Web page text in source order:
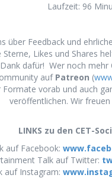
Laufzeit: 96
über Feedback und
Likes und Shares
dafür! Wer noch
auf Patreon (
vorab und auch
veröffentlichen. Wir freuen
LINKS zu den CET-
auf Facebook:
Talk auf Twitter:
auf Instagram: